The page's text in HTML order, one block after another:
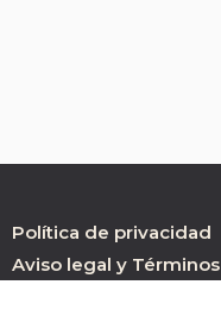
Política de privacidad
Aviso legal y Términos